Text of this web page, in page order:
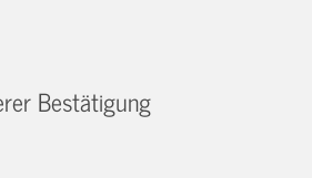
Bestätigung